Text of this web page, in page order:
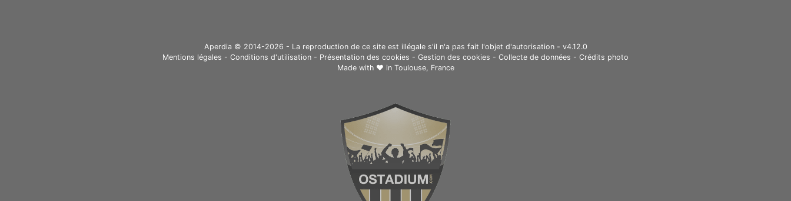
Aperdia © 2014-2026 - La reproduction de ce site est illégale s'il n'a pas fait l'objet d'autorisation - v4.12.0
Mentions légales - Conditions d'utilisation - Présentation des cookies - Gestion des cookies - Collecte de données - Crédits photo
Made with ❤ in Toulouse, France